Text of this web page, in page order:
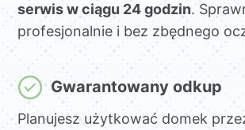
serwis w ciągu 24 godzin.
profesjonalnie i bez zbędnego
Gwarantowany odkup
Planujesz użytkować domek